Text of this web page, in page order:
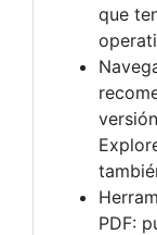
que
PDF: